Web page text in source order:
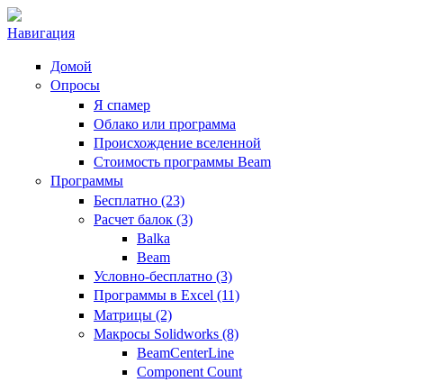
Навигация
Домой
Опросы
Я спамер
Облако или программа
Происхождение вселенной
Стоимость программы Beam
Программы
Бесплатно (23)
Расчет балок (3)
Balka
Beam
Условно-бесплатно (3)
Программы в Excel (11)
Матрицы (2)
Макросы Solidworks (8)
BeamCenterLine
Component Count